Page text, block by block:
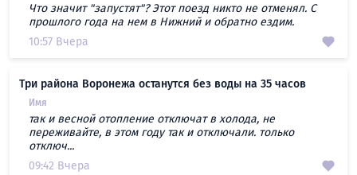
Что значит "запустят"? Этот поезд никто не отменял. С
прошлого года на нем в Нижний и обратно ездим.
10:57 Вчера
Три района Воронежа останутся без воды на 35 часов
Имя
так и весной отопление отключат в холода, не
переживайте, в этом году так и отключали. только
отключ...
09:42 Вчера